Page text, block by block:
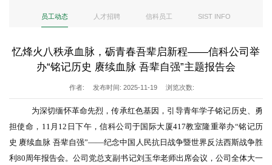
员工动态 人才招聘 信科员工 SIST INFO
忆烽火八秩承血脉，砺青春吾辈启新程——信科公司举
办“铭记历史 赓续血脉 吾辈自强”主题报告会
作者: 发布时间: 2025-11-19 浏览次数:
为深切缅怀革命先烈，传承红色基因，引导青年学子铭记历史、勇
担使命， 11月12日下午，信科公司于国际大厦417教室隆重举办“铭记历
史 赓续血脉 吾辈自强”——纪念中国人民抗日战争暨世界反法西斯战争胜
利80周年报告会。公司 党总支副书记刘玉华老师出席会议， 公司全体大一